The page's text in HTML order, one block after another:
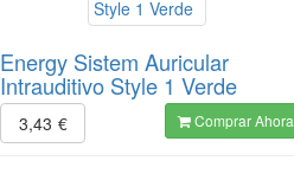
Energy Sistem Auricular
Intrauditivo Style 1 Verde
3,43 € Comprar Ahora